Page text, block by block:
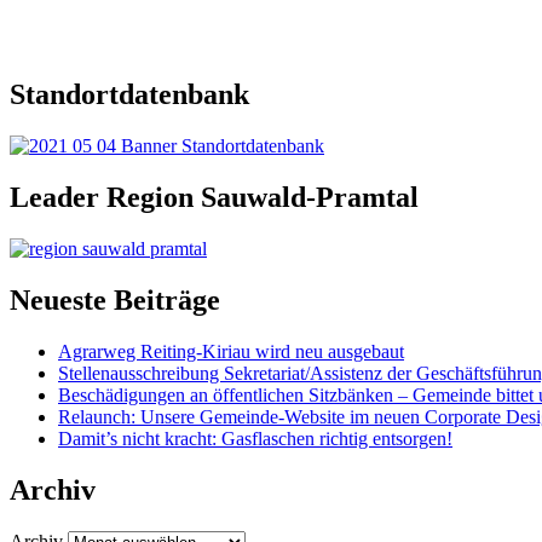
Standortdatenbank
Leader Region Sauwald-Pramtal
Neueste Beiträge
Agrarweg Reiting-Kiriau wird neu ausgebaut
Stellenausschreibung Sekretariat/Assistenz der
Beschädigungen an öffentlichen Sitzbänken – Gemeinde
Relaunch: Unsere Gemeinde-Website im neuen Corporate
Damit’s nicht kracht: Gasflaschen richtig entsorgen!
Archiv